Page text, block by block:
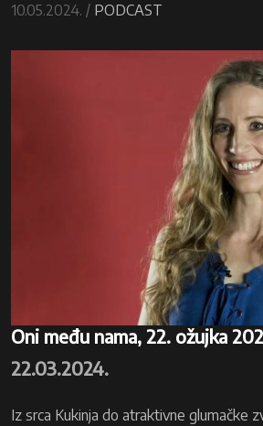
10.05.2024. / PODCAST
Oni među nama, 22. ožujka
22.03.2024.
Iz srca Kukinja do atraktivne glumačke